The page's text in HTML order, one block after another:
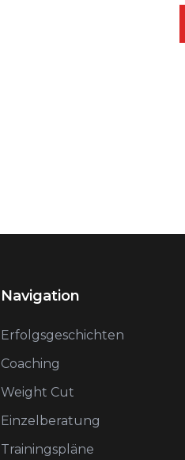
Navigation
Erfolgsgeschichten
Coaching
Weight Cut
Einzelberatung
Trainingspläne